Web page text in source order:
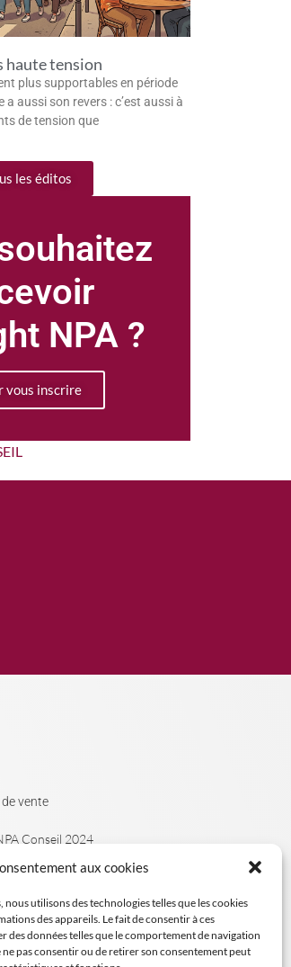
aux cookies
utilisons des technologies telles que les cookies
des appareils. Le fait de consentir à ces
des données telles que le comportement de navigation
ne pas consentir ou de retirer son consentement peut
haute tension
plus supportables en période
aussi son revers : c’est aussi à
de tension que
les éditos
NPA ?
vous inscrire
vente
Conseil 2024